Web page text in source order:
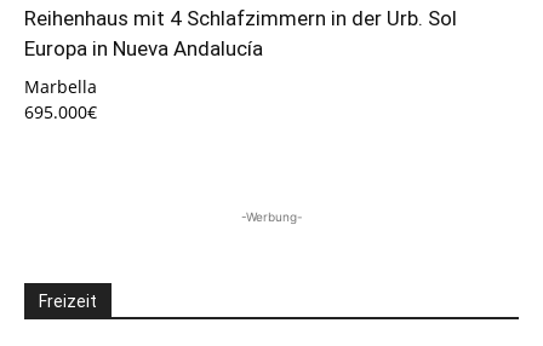
Reihenhaus mit 4 Schlafzimmern in der Urb. Sol
Europa in Nueva Andalucía
Marbella
695.000€
-Werbung-
Freizeit